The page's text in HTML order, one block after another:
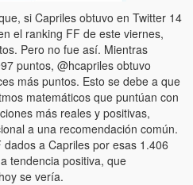
si Capriles obtuvo en Twitter 14
el ranking FF de este viernes,
Pero no fue así. Mientras
puntos, @hcapriles obtuvo
más puntos. Esto se debe a que
matemáticos que puntúan con
más reales y positivas,
a una recomendación común.
a Capriles por esas 1.406
tendencia positiva, que
se vería.